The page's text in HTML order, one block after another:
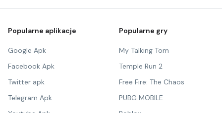
Popularne aplikacje
Google Apk
Facebook Apk
Twitter apk
Telegram Apk
Popularne gry
My Talking Tom
Temple Run 2
Free Fire: The Chaos
PUBG MOBILE